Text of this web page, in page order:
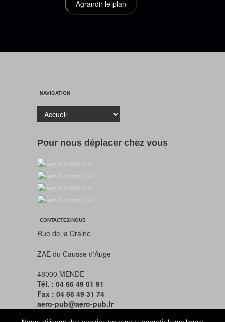
NAVIGATION
Pour nous déplacer chez vous
CONTACTEZ-NOUS
Rue de la Draine
ZAE du Causse d'Auge
48000 MENDE
Tél. : 04 66 49 01 91
Fax : 04 66 49 31 74
aero-pub@aero-pub.fr